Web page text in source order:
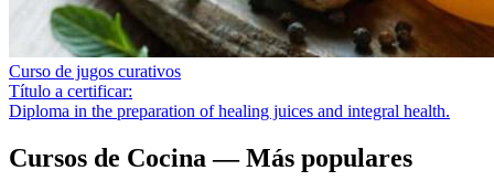
Curso de jugos curativos
Título a certificar:
Diploma in the preparation of healing juices and integral health.
Cursos de Cocina— Más populares